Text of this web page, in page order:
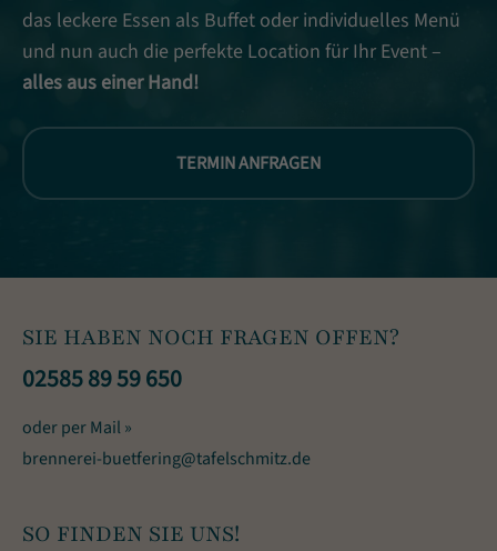
das leckere Essen als Buffet oder individuelles Menü
und nun auch die perfekte Location für Ihr Event –
alles aus einer Hand!
TERMIN ANFRAGEN
SIE HABEN NOCH FRAGEN OFFEN?
02585 89 59 650
oder per Mail »
brennerei-buetfering@tafelschmitz.de
SO FINDEN SIE UNS!